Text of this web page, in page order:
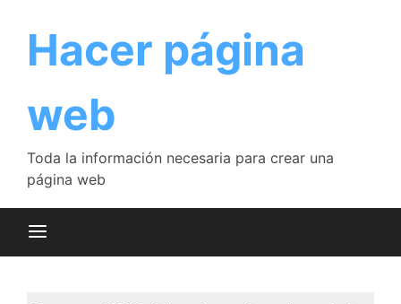
contenido
Hacer página
web
Toda la información necesaria para crear una
página web